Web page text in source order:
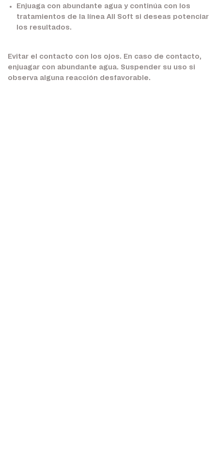
Enjuaga con abundante agua y continúa con los
tratamientos de la línea All Soft si deseas potenciar
los resultados.
Evitar el contacto con los ojos. En caso de contacto,
enjuagar con abundante agua. Suspender su uso si
observa alguna reacción desfavorable.